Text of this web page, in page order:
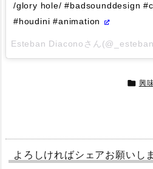
/glory hole/ #badsounddesign
#houdini #animation
 興
よろしければシェアお願いし